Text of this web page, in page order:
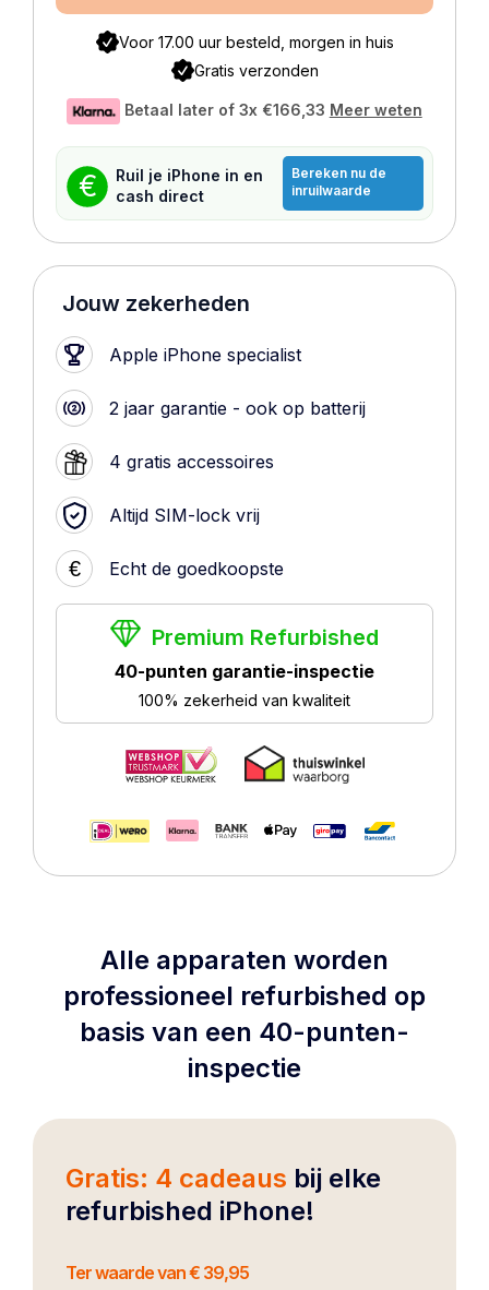
Voor 17.00 uur besteld, morgen in huis
Gratis verzonden
Betaal later of 3x €166,33 Meer weten
€
Ruil je iPhone in en
cash direct
Bereken nu de
inruilwaarde
Jouw zekerheden
Apple iPhone specialist
2 jaar garantie - ook op batterij
4 gratis accessoires
Altijd SIM-lock vrij
€ Echt de goedkoopste
Premium Refurbished
40-punten garantie-inspectie
100% zekerheid van kwaliteit
Alle apparaten worden
professioneel refurbished op
basis van een 40-punten-
inspectie
Gratis: 4 cadeaus bij elke
refurbished iPhone!
Ter waarde van € 39,95